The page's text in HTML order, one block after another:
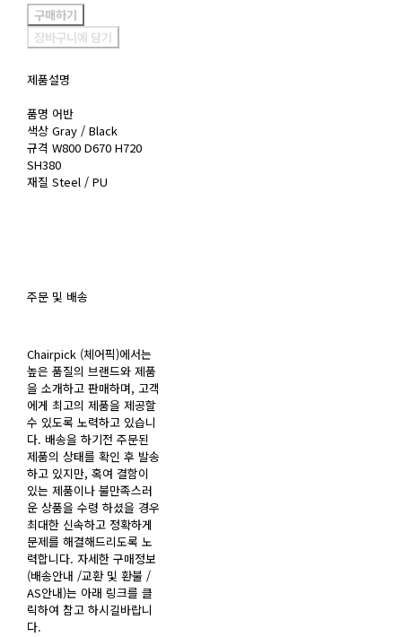
구매하기
장바구니에 담기
제품설명
품명 어반
색상 Gray / Black
규격 W800 D670 H720
SH380
재질 Steel / PU
주문 및 배송
Chairpick (체어픽)에서는
높은 품질의 브랜드와 제품
을 소개하고 판매하며, 고객
에게 최고의 제품을 제공할
수 있도록 노력하고 있습니
다. 배송을 하기전 주문된
제품의 상태를 확인 후 발송
하고 있지만, 혹여 결함이
있는 제품이나 불만족스러
운 상품을 수령 하셨을 경우
최대한 신속하고 정확하게
문제를 해결해드리도록 노
력합니다. 자세한 구매정보
(배송안내 /교환 및 환불 /
AS안내)는 아래 링크를 클
릭하여 참고 하시길바랍니
다.